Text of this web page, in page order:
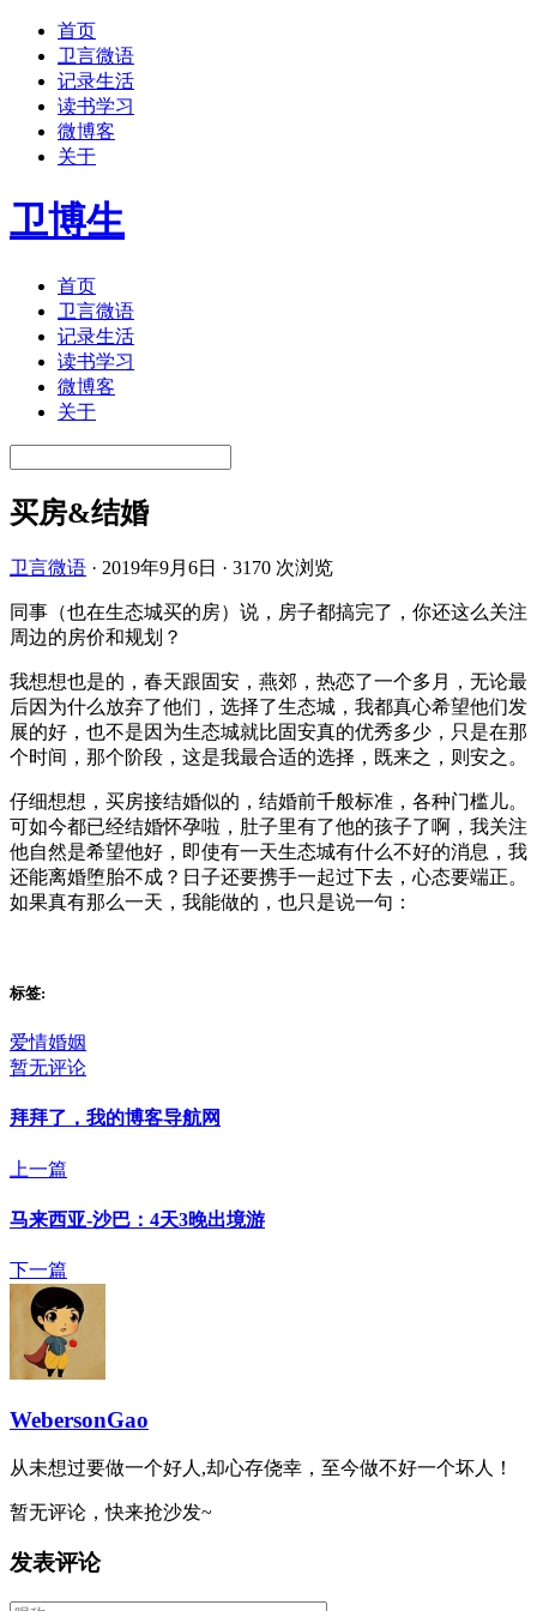
首页
卫言微语
记录生活
读书学习
微博客
关于
卫博生
首页
卫言微语
记录生活
读书学习
微博客
关于
买房&结婚
卫言微语 · 2019年9月6日 · 3170 次浏览
同事（也在生态城买的房）说，房子都搞完了，你还这么关注
周边的房价和规划？
我想想也是的，春天跟固安，燕郊，热恋了一个多月，无论最
后因为什么放弃了他们，选择了生态城，我都真心希望他们发
展的好，也不是因为生态城就比固安真的优秀多少，只是在那
个时间，那个阶段，这是我最合适的选择，既来之，则安之。
仔细想想，买房接结婚似的，结婚前千般标准，各种门槛儿。
可如今都已经结婚怀孕啦，肚子里有了他的孩子了啊，我关注
他自然是希望他好，即使有一天生态城有什么不好的消息，我
还能离婚堕胎不成？日子还要携手一起过下去，心态要端正。
如果真有那么一天，我能做的，也只是说一句：
标签:
爱情婚姻
暂无评论
拜拜了，我的博客导航网
上一篇
马来西亚-沙巴：4天3晚出境游
下一篇
WebersonGao
从未想过要做一个好人,却心存侥幸，至今做不好一个坏人！
暂无评论，快来抢沙发~
发表评论